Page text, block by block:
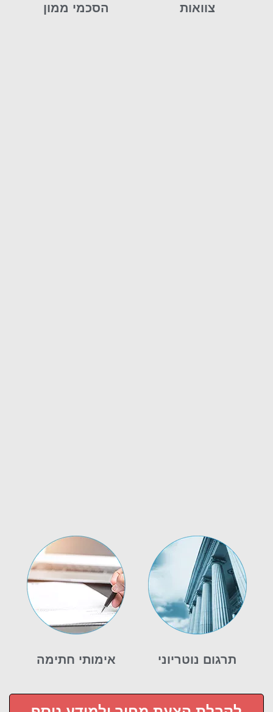
צוואות הסכמי ממון
תרגום נוטריוני אימותי חתימה
רן מרכוס נוטריון - שירותים